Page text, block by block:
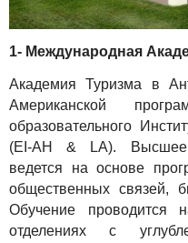
1- Международная
Академия Туризма в
Американской
образовательного
(EI-AH & LA). Высшее
ведется на основе
общественных связей,
Обучение проводится
отделениях с